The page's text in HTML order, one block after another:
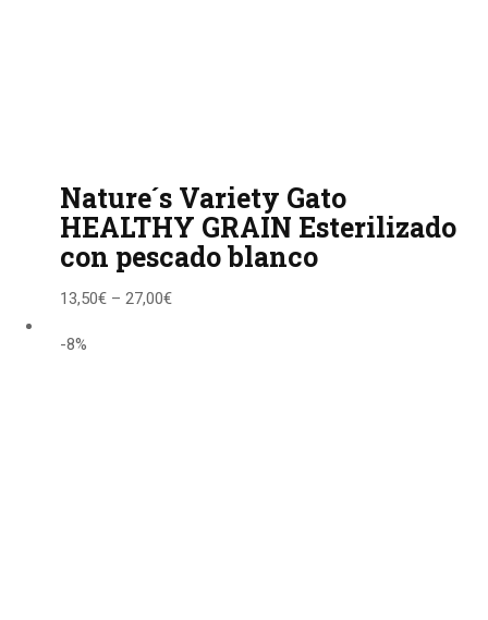
Nature´s Variety Gato
HEALTHY GRAIN Esterilizado
con pescado blanco
13,50€ – 27,00€
-8%